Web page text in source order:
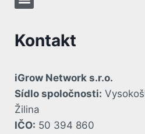
Kontakt
iGrow Network s.r.o.
Sídlo spoločnosti:
Žilina
IČO: 50 394 860